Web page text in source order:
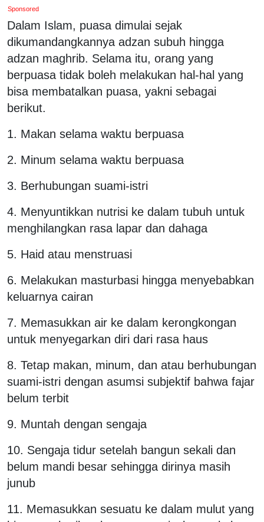
Sponsored
Dalam Islam, puasa dimulai sejak
dikumandangkannya adzan subuh hingga
adzan maghrib. Selama itu, orang yang
berpuasa tidak boleh melakukan hal-hal yang
bisa membatalkan puasa, yakni sebagai
berikut.
1. Makan selama waktu berpuasa
2. Minum selama waktu berpuasa
3. Berhubungan suami-istri
4. Menyuntikkan nutrisi ke dalam tubuh untuk
menghilangkan rasa lapar dan dahaga
5. Haid atau menstruasi
6. Melakukan masturbasi hingga menyebabkan
keluarnya cairan
7. Memasukkan air ke dalam kerongkongan
untuk menyegarkan diri dari rasa haus
8. Tetap makan, minum, dan atau berhubungan
suami-istri dengan asumsi subjektif bahwa fajar
belum terbit
9. Muntah dengan sengaja
10. Sengaja tidur setelah bangun sekali dan
belum mandi besar sehingga dirinya masih
junub
11. Memasukkan sesuatu ke dalam mulut yang